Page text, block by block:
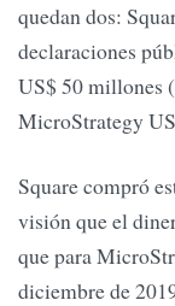
quedan dos:
declaraciones
US$ 50 millones
MicroStrategy
Square compró
visión que el
que para
diciembre de